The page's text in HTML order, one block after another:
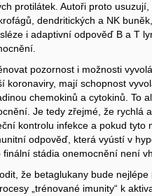
protilátek. Autoři proto
dendritických a NK
i adaptivní odpověď B a T
pozornost i možnosti
koronaviry, mají schopnost
chemokinů a cytokinů. To
Je tedy zřejmé, že rychlá
kontrolu infekce a pokud tyto
odpověď, která vyústí v
stádia onemocnění není
že betaglukany bude nejlépe
„trénované imunity“ k